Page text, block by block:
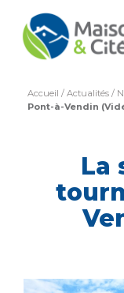
Accueil / Actualités /
Pont-à-Vendin
La